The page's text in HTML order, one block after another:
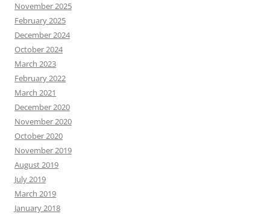
November 2025
February 2025
December 2024
October 2024
March 2023
February 2022
March 2021
December 2020
November 2020
October 2020
November 2019
August 2019
July 2019
March 2019
January 2018